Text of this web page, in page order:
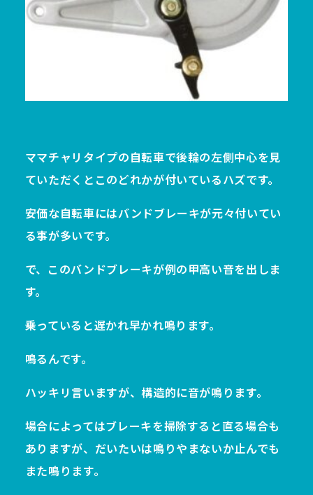
ママチャリタイプの自転車で後輪の左側中心を見
ていただくとこのどれかが付いているハズです。
安価な自転車にはバンドブレーキが元々付いてい
る事が多いです。
で、このバンドブレーキが例の甲高い音を出しま
す。
乗っていると遅かれ早かれ鳴ります。
鳴るんです。
ハッキリ言いますが、構造的に音が鳴ります。
場合によってはブレーキを掃除すると直る場合も
ありますが、だいたいは鳴りやまないか止んでも
また鳴ります。